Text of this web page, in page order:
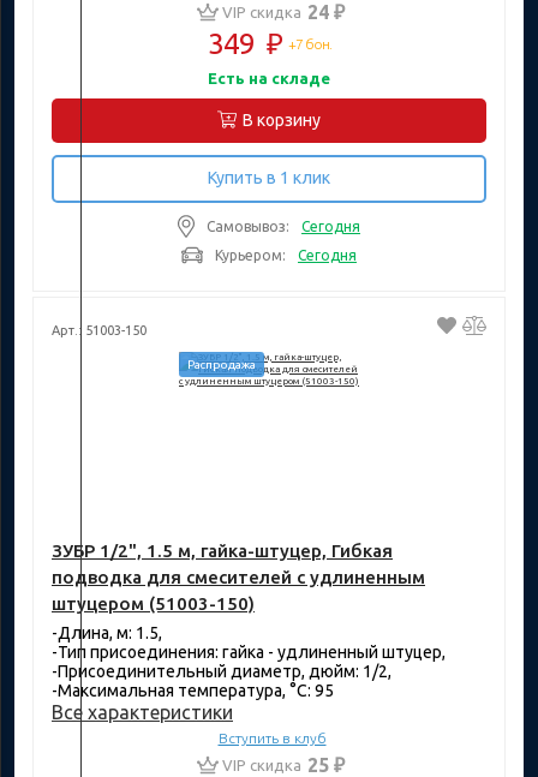
VIP скидка 24 ₽
349 ₽ +7 бон.
Есть на складе
В корзину
Купить в 1 клик
Самовывоз:
Сегодня
Курьером:
Сегодня
Арт.: 51003-150
Распродажа
ЗУБР 1/2", 1.5 м, гайка-штуцер, Гибкая
подводка для смесителей с удлиненным
штуцером (51003-150)
-Длина, м: 1.5,
-Тип присоединения: гайка - удлиненный штуцер,
-Присоединительный диаметр, дюйм: 1/2,
-Максимальная температура, °C: 95
Все характеристики
Вступить в клуб
VIP скидка 25 ₽